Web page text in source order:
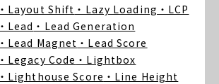
・Layout Shift ・Lazy Loading ・LCP
・Lead ・Lead Generation
・Lead Magnet ・Lead Score
・Legacy Code ・Lightbox
・Lighthouse Score ・Line Height